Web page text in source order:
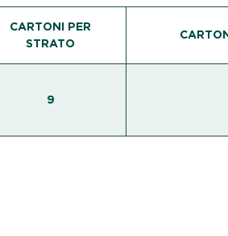
CARTONI PER
STRATO
9